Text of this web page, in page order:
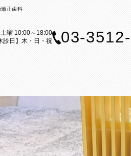
正歯科
曜 10:00～18:00
診日】木・日・祝
03-
理念
のご案内
科治療をお考えの方へ
流れ
矯正
セルフ
カス